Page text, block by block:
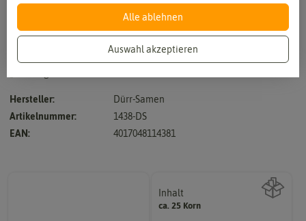
Vergrößern durch berühren
zweijährig, 20 cm, für Gruppen und Beete, gold-orange mit
Hersteller:
Dürr-Samen
Artikelnummer:
1438-DS
EAN:
4017048114381
Inhalt
ca. 25 KornWie viel ist enthalten
Alle ablehnen
Auswahl akzeptieren